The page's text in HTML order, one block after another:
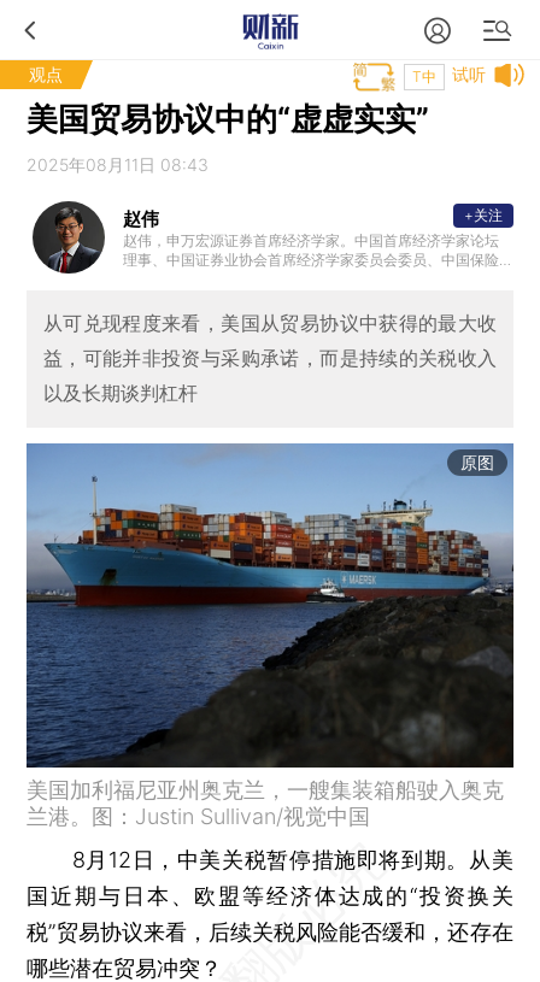
观点 试听
T中
美国贸易协议中的“虚虚实实”
2025年08月11日 08:43
赵伟
赵伟，申万宏源证券首席经济学家。中国首席经济学家论坛
理事、中国证券业协会首席经济学家委员会委员、中国保险
术顾问等。复旦大学、浙江大学、中国人民大学专硕校外导
师，中国农业大学客座研究员、专硕导师。新财富最佳分析
师、水晶球最佳分析师、金牛奖最具价值首席分析师等。代
+关注
从可兑现程度来看，美国从贸易协议中获得的最大收
益，可能并非投资与采购承诺，而是持续的关税收入
以及长期谈判杠杆
原图
美国加利福尼亚州奥克兰，一艘集装箱船驶入奥克
兰港。图：Justin Sullivan/视觉中国
8月12日，中美关税暂停措施即将到期。从美
国近期与日本、欧盟等经济体达成的“投资换关
税”贸易协议来看，后续关税风险能否缓和，还存在
哪些潜在贸易冲突？